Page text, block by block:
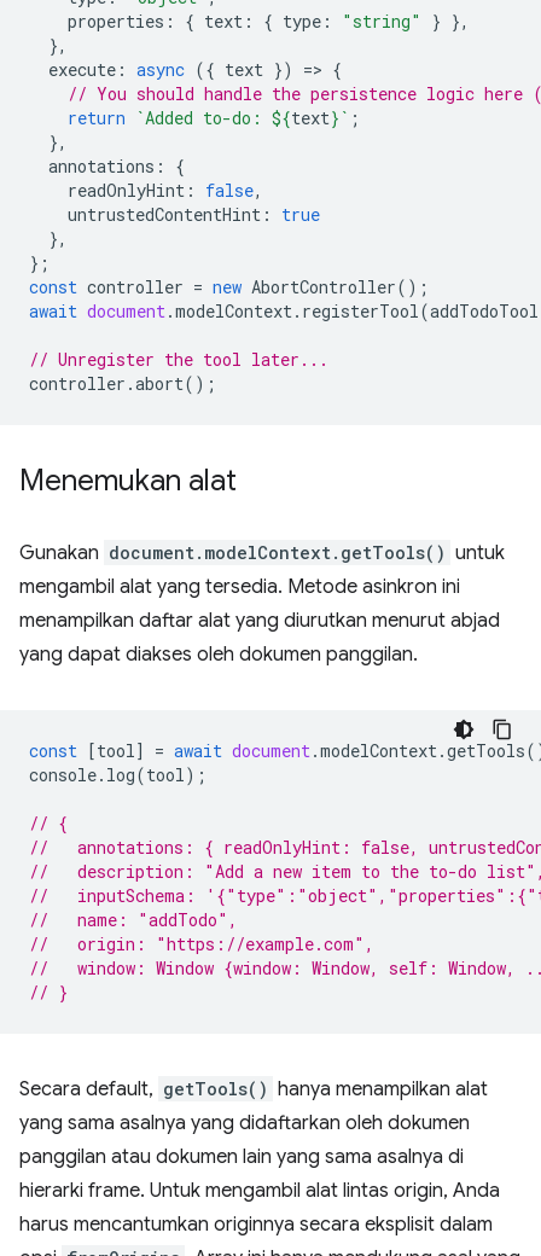
properties : { text : { type : "string" } },
},
execute : async ({ text }) => {
// You should handle the persistence logic here
return
`Added to-do: ${text} ` ;
},
annotations :
{
readOnlyHint : false,
untrustedContentHint :
true
},
};
const controller = new AbortController();
await document.modelContext. registerTool(addTodoTool
// Unregister the tool later...
controller .abort();
Menemukan alat
Gunakan document.modelContext.getTools() untuk
mengambil alat yang tersedia. Metode asinkron ini
menampilkan daftar alat yang diurutkan menurut abjad
yang dapat diakses oleh dokumen panggilan.
const [tool] = await document.modelContext.getTools
console. log(tool);
// {
//   annotations: { readOnlyHint: false,
//   description: "Add a new item to the to-do
//   inputSchema:
//   name: "addTodo",
//   origin: "https://example.com",
//   window: Window {window: Window, self: Window,
// }
Secara default, getTools() hanya menampilkan alat
yang sama asalnya yang didaftarkan oleh dokumen
panggilan atau dokumen lain yang sama asalnya di
hierarki frame. Untuk mengambil alat lintas origin, Anda
harus mencantumkan originnya secara eksplisit dalam